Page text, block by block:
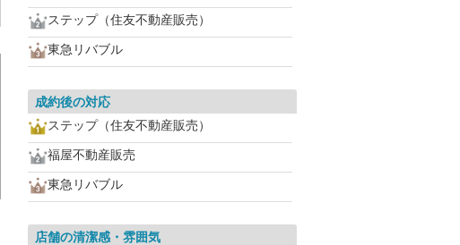
ステップ（住友不動産販売）
東急リバブル
成約後の対応
ステップ（住友不動産販売）
福屋不動産販売
東急リバブル
店舗の清潔感・雰囲気